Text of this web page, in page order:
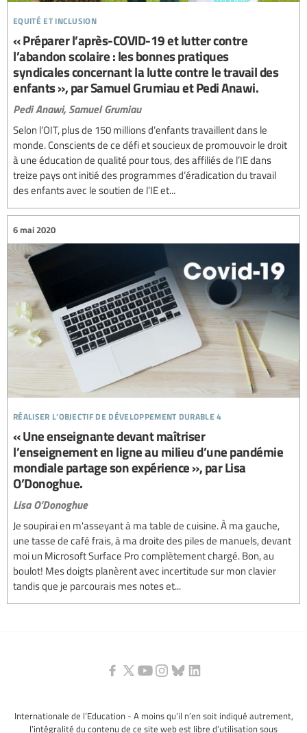
equité et inclusion
« Préparer l’après-COVID-19 et lutter contre
l’abandon scolaire : les bonnes pratiques
syndicales concernant la lutte contre le travail des
enfants », par Samuel Grumiau et Pedi Anawi.
Pedi Anawi, Samuel Grumiau
Selon l’OIT, plus de 150 millions d’enfants travaillent dans le
monde. Conscients de ce défi et soucieux de promouvoir le droit
à une éducation de qualité pour tous, des affiliés de l’IE dans
treize pays ont initié des programmes d’éradication du travail
des enfants avec le soutien de l’IE et...
réaliser l’objectif de développement durable 4
6 mai 2020
« Une enseignante devant maîtriser
l’enseignement en ligne au milieu d’une pandémie
mondiale partage son expérience », par Lisa
O’Donoghue.
Lisa O’Donoghue
Je soupirai en m'asseyant à ma table de cuisine. À ma gauche,
une tasse de café frais, à ma droite des piles de manuels, devant
moi un Microsoft Surface Pro complètement chargé. Bon, au
boulot! Mes doigts planèrent avec incertitude sur mon clavier
tandis que je parcourais mes notes et...
Internationale de l’Education - A moins qu’il n’en soit indiqué autrement,
l’intégralité du contenu de ce site web est libre d’utilisation sous